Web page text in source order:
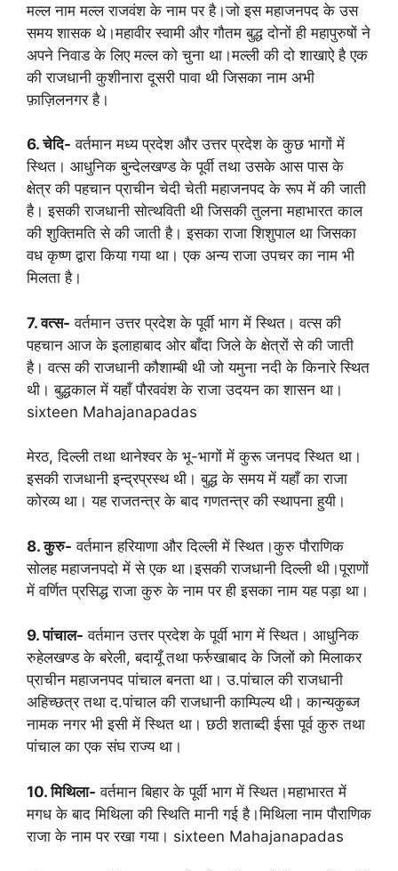
मल्ल नाम मल्ल राजवंश के नाम पर है।जो इस महाजनपद के उस
समय शासक थे।महावीर स्वामी और गौतम बुद्ध दोनों ही महापुरुषों ने
अपने निवाड के लिए मल्ल को चुना था।मल्ली की दो शाखाऐ है एक
की राजधानी कुशीनारा दूसरी पावा थी जिसका नाम अभी
फ़ाज़िलनगर है।
6. चेदि- वर्तमान मध्य प्रदेश और उत्तर प्रदेश के कुछ भागों में
स्थित। आधुनिक बुन्देलखण्ड के पूर्वी तथा उसके आस पास के
क्षेत्र की पहचान प्राचीन चेदी चेती महाजनपद के रूप में की जाती
है। इसकी राजधानी सोत्थविती थी जिसकी तुलना महाभारत काल
की शुक्तिमति से की जाती है। इसका राजा शिशुपाल था जिसका
वध कृष्ण द्वारा किया गया था। एक अन्य राजा उपचर का नाम भी
मिलता है।
7. वत्स- वर्तमान उत्तर प्रदेश के पूर्वी भाग में स्थित। वत्स की
पहचान आज के इलाहाबाद ओर बाँदा जिले के क्षेत्रों से की जाती
है। वत्स की राजधानी कौशाम्बी थी जो यमुना नदी के किनारे स्थित
थी। बुद्धकाल में यहाँ पौरववंश के राजा उदयन का शासन था।
sixteen Mahajanapadas
मेरठ, दिल्ली तथा थानेश्वर के भू-भागों में कुरू जनपद स्थित था।
इसकी राजधानी इन्द्रप्रस्थ थी। बुद्ध के समय में यहाँ का राजा
कोरव्य था। यह राजतन्त्र के बाद गणतन्त्र की स्थापना हुयी।
8. कुरु- वर्तमान हरियाणा और दिल्ली में स्थित।कुरु पौराणिक
सोलह महाजनपदो में से एक था।इसकी राजधानी दिल्ली थी।पूराणों
में वर्णित प्रसिद्ध राजा कुरु के नाम पर ही इसका नाम यह पड़ा था।
9. पांचाल- वर्तमान उत्तर प्रदेश के पूर्वी भाग में स्थित। आधुनिक
रुहेलखण्ड के बरेली, बदायूँ तथा फर्रुखाबाद के जिलों को मिलाकर
प्राचीन महाजनपद पांचाल बनता था। उ.पांचाल की राजधानी
अहिच्छत्र तथा द.पांचाल की राजधानी काम्पिल्य थी। कान्यकुब्ज
नामक नगर भी इसी में स्थित था। छठी शताब्दी ईसा पूर्व कुरु तथा
पांचाल का एक संघ राज्य था।
10. मिथिला- वर्तमान बिहार के पूर्वी भाग में स्थित।महाभारत में
मगध के बाद मिथिला की स्थिति मानी गई है।मिथिला नाम पौराणिक
राजा के नाम पर रखा गया। sixteen Mahajanapadas